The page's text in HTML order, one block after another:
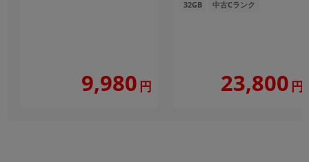
9,980 円
32GB 中古Cランク
23,800 円